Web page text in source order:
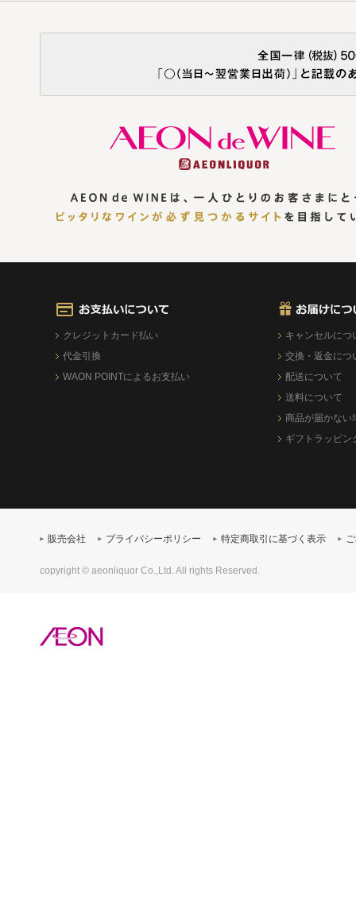
クレジットカード払い
代金引換
WAON POINTによるお支払い
キャンセルにつ
交換・返金につ
配送について
送料について
商品が届かない
ギフトラッピン
販売会社 プライバシーポリシー 特定商取引に基づく表示
copyright © aeonliquor Co.,Ltd. All rights Reserved.